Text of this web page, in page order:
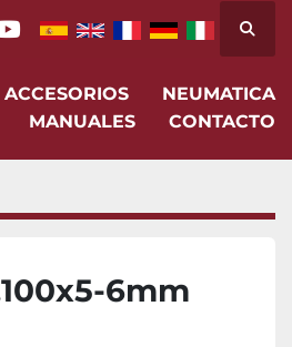
youtube
ACCESORIOS
NEUMATICA
MANUALES CONTACTO
6mm